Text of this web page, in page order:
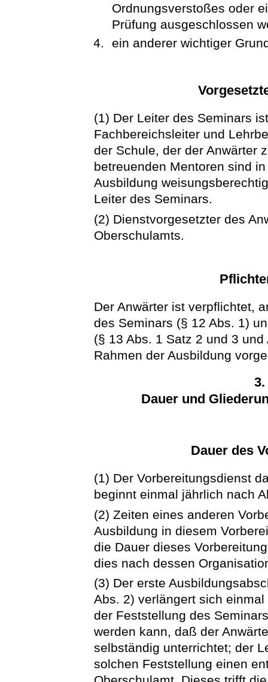
Ordnungsverstoßes oder
Prüfung ausgeschlossen
ein anderer wichtiger
(1) Der Leiter des Seminars
Fachbereichsleiter und
der Schule, der der Anwärter
betreuenden Mentoren sind
Ausbildung
Leiter des Seminars.
(2) Dienstvorgesetzter des
Oberschulamts.
Der Anwärter ist verpflichtet,
des Seminars (§ 12 Abs. 1)
(§ 13 Abs. 1 Satz 2 und 3
Rahmen der Ausbildung
Dauer und
Dauer des
(1) Der Vorbereitungsdienst
beginnt einmal jährlich nach
(2) Zeiten eines anderen
Ausbildung in diesem
die Dauer dieses
dies nach dessen
(3) Der erste
Abs. 2) verlängert sich
der Feststellung des
werden kann, daß der
selbständig unterrichtet; der
solchen Feststellung einen